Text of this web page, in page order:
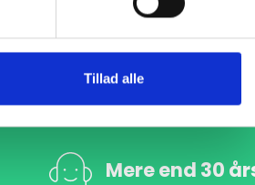
Tillad alle
Mere end 30